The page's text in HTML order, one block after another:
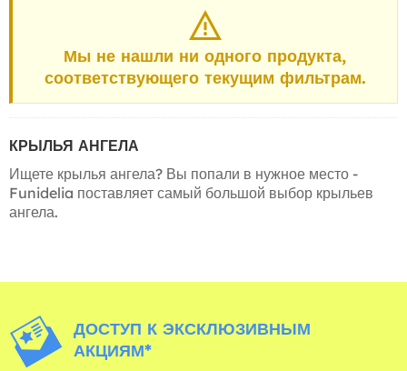
Мы не нашли ни одного продукта,
соответствующего текущим фильтрам.
КРЫЛЬЯ АНГЕЛА
Ищете крылья ангела? Вы попали в нужное место -
Funidelia поставляет самый большой выбор крыльев
ангела.
ДОСТУП К ЭКСКЛЮЗИВНЫМ
АКЦИЯМ*